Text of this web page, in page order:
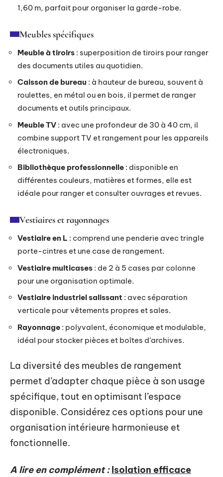
1,60 m, parfait pour organiser la garde-robe.
Meubles spécifiques
Meuble à tiroirs : superposition de tiroirs pour ranger
des documents utiles au quotidien.
Caisson de bureau : à hauteur de bureau, souvent à
roulettes, en métal ou en bois, il permet de ranger
documents et outils principaux.
Meuble TV : avec une profondeur de 30 à 40 cm, il
combine support TV et rangement pour les appareils
électroniques.
Bibliothèque professionnelle : disponible en
différentes couleurs, matières et formes, elle est
idéale pour ranger et consulter ouvrages et revues.
Vestiaires et rayonnages
Vestiaire en L : comprend une penderie avec tringle
porte-cintres et une case de rangement.
Vestiaire multicases : de 2 à 5 cases par colonne
pour une organisation optimale.
Vestiaire industriel salissant : avec séparation
verticale pour vêtements propres et sales.
Rayonnage : polyvalent, économique et modulable,
idéal pour stocker pièces et boîtes d’archives.
La diversité des meubles de rangement
permet d’adapter chaque pièce à son usage
spécifique, tout en optimisant l’espace
disponible. Considérez ces options pour une
organisation intérieure harmonieuse et
fonctionnelle.
A lire en complément : Isolation efficace